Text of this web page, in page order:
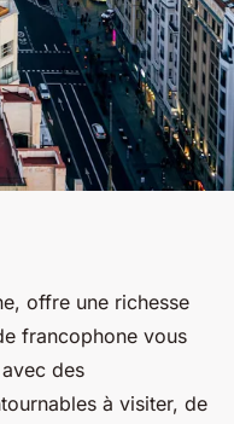
guide
offre une richesse
francophone vous
des
à visiter, de